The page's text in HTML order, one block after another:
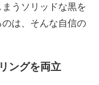
うソリッドな黒を
は、そんな自信の
ングを両立